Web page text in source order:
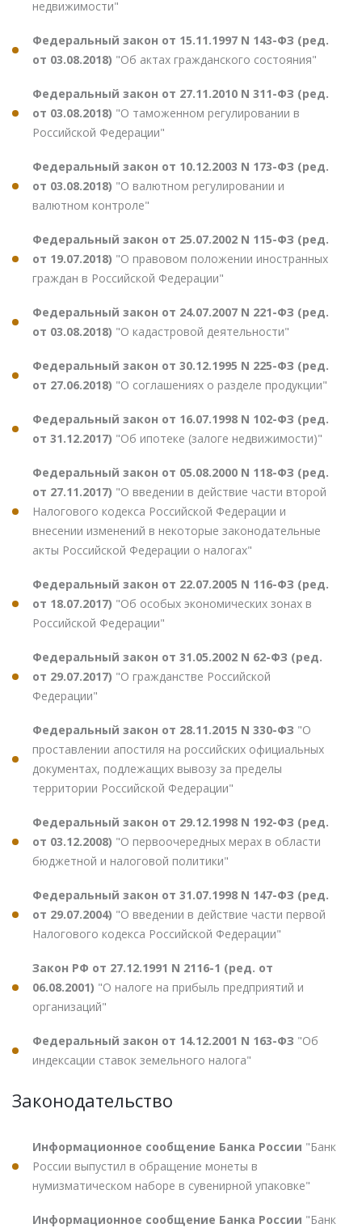
недвижимости"
Федеральный закон от 15.11.1997 N 143-ФЗ (ред.
от 03.08.2018) "Об актах гражданского состояния"
Федеральный закон от 27.11.2010 N 311-ФЗ (ред.
от 03.08.2018) "О таможенном регулировании в
Российской Федерации"
Федеральный закон от 10.12.2003 N 173-ФЗ (ред.
от 03.08.2018) "О валютном регулировании и
валютном контроле"
Федеральный закон от 25.07.2002 N 115-ФЗ (ред.
от 19.07.2018) "О правовом положении иностранных
граждан в Российской Федерации"
Федеральный закон от 24.07.2007 N 221-ФЗ (ред.
от 03.08.2018) "О кадастровой деятельности"
Федеральный закон от 30.12.1995 N 225-ФЗ (ред.
от 27.06.2018) "О соглашениях о разделе продукции"
Федеральный закон от 16.07.1998 N 102-ФЗ (ред.
от 31.12.2017) "Об ипотеке (залоге недвижимости)"
Федеральный закон от 05.08.2000 N 118-ФЗ (ред.
от 27.11.2017) "О введении в действие части второй
Налогового кодекса Российской Федерации и
внесении изменений в некоторые законодательные
акты Российской Федерации о налогах"
Федеральный закон от 22.07.2005 N 116-ФЗ (ред.
от 18.07.2017) "Об особых экономических зонах в
Российской Федерации"
Федеральный закон от 31.05.2002 N 62-ФЗ (ред.
от 29.07.2017) "О гражданстве Российской
Федерации"
Федеральный закон от 28.11.2015 N 330-ФЗ "О
проставлении апостиля на российских официальных
документах, подлежащих вывозу за пределы
территории Российской Федерации"
Федеральный закон от 29.12.1998 N 192-ФЗ (ред.
от 03.12.2008) "О первоочередных мерах в области
бюджетной и налоговой политики"
Федеральный закон от 31.07.1998 N 147-ФЗ (ред.
от 29.07.2004) "О введении в действие части первой
Налогового кодекса Российской Федерации"
Закон РФ от 27.12.1991 N 2116-1 (ред. от
06.08.2001) "О налоге на прибыль предприятий и
организаций"
Федеральный закон от 14.12.2001 N 163-ФЗ "Об
индексации ставок земельного налога"
Законодательство
Информационное сообщение Банка России "Банк
России выпустил в обращение монеты в
нумизматическом наборе в сувенирной упаковке"
Информационное сообщение Банка России "Банк